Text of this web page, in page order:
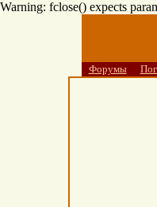
Warning: fclose() expects
Форумы